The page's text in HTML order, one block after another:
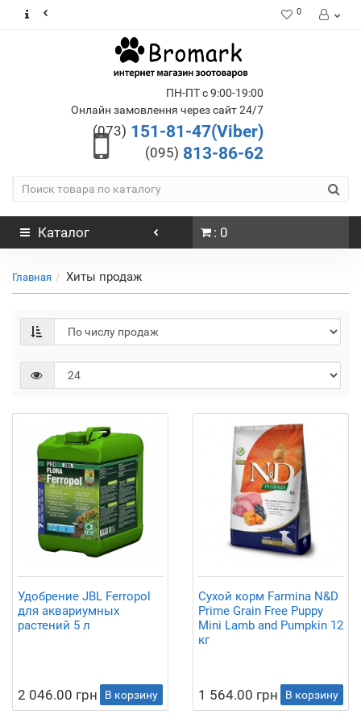
0
ПН-ПТ с 9:00-19:00
Онлайн замовлення через сайт 24/7
(073) 151-81-47(Viber)
(095) 813-86-62
Каталог : 0
Главная Хиты продаж
Удобрение JBL Ferropol
для аквариумных
растений 5 л
2 046.00 грн В корзину
Сухой корм Farmina N&D
Prime Grain Free Puppy
Mini Lamb and Pumpkin 12
кг
1 564.00 грн В корзину